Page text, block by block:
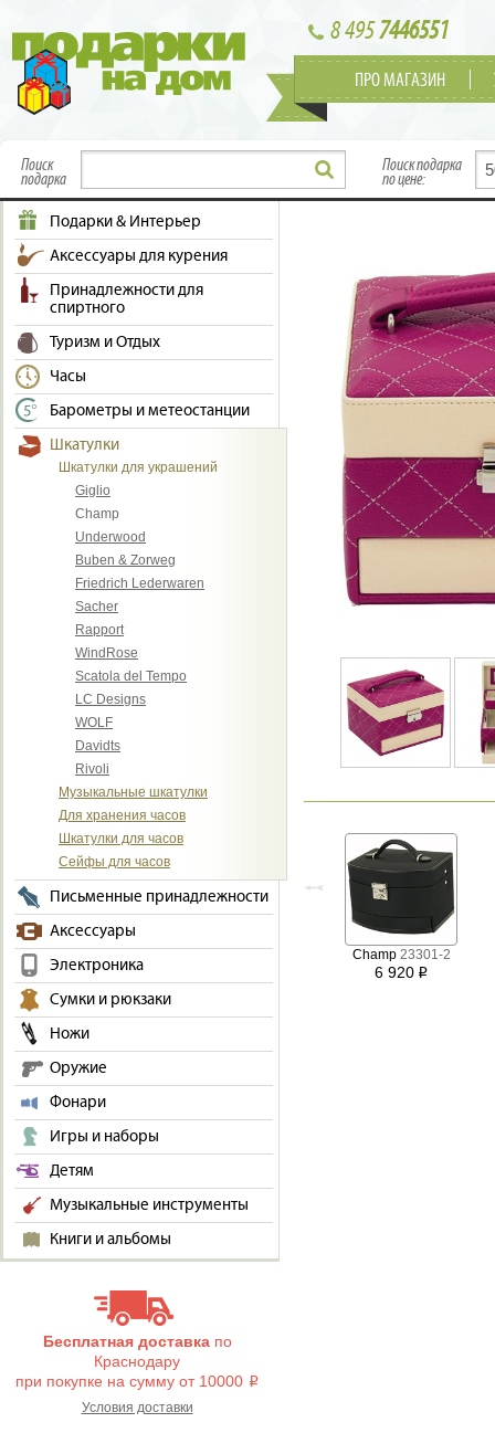
8 4957446551
ПРО МАГАЗИН
Поиск
подарка
Поиск подарка
по цене:
Подарки & Интерьер
Аксессуары для курения
Принадлежности для
спиртного
Туризм и Отдых
Часы
Барометры и метеостанции
Шкатулки
Шкатулки для украшений
Giglio
Champ
Underwood
Buben & Zorweg
Friedrich Lederwaren
Sacher
Rapport
WindRose
Scatola del Tempo
LC Designs
WOLF
Davidts
Rivoli
Музыкальные шкатулки
Для хранения часов
Шкатулки для часов
Сейфы для часов
Письменные принадлежности
Аксессуары
Электроника
Сумки и рюкзаки
Ножи
Оружие
Фонари
Игры и наборы
Детям
Музыкальные инструменты
Книги и альбомы
Бесплатная доставкапо
Краснодару
при покупке на сумму от 10000 i
Условия доставки
Champ 23301-2
6 920 i